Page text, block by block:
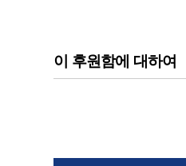
이 후원함에 대하여